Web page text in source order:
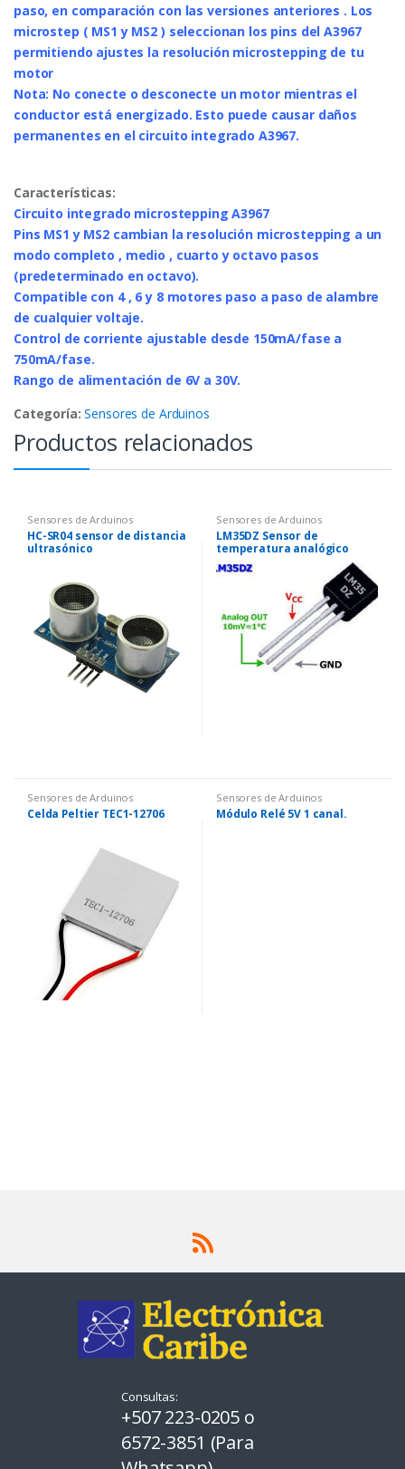
paso, en comparación con las versiones anteriores . Los
microstep ( MS1 y MS2 ) seleccionan los pins del A3967
permitiendo ajustes la resolución microstepping de tu
motor
Nota: No conecte o desconecte un motor mientras el
conductor está energizado. Esto puede causar daños
permanentes en el circuito integrado A3967.
Características:
Circuito integrado microstepping A3967
Pins MS1 y MS2 cambian la resolución microstepping a un
modo completo , medio , cuarto y octavo pasos
(predeterminado en octavo).
Compatible con 4 , 6 y 8 motores paso a paso de alambre
de cualquier voltaje.
Control de corriente ajustable desde 150mA/fase a
750mA/fase.
Rango de alimentación de 6V a 30V.
Categoría:Sensores de Arduinos
Productos relacionados
Sensores de Arduinos
HC-SR04 sensor de distancia
ultrasónico
Sensores de Arduinos
LM35DZ Sensor de
temperatura analógico
Sensores de Arduinos
Celda Peltier TEC1-12706
Sensores de Arduinos
Módulo Relé 5V 1 canal.
Consultas:
+507 223-0205 o
6572-3851 (Para